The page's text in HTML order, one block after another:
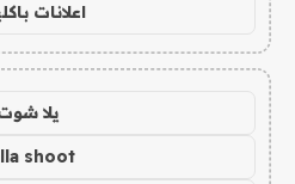
اعلانات
يلا
shoot